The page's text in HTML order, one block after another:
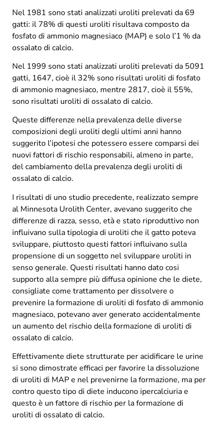
Nel 1981 sono stati analizzati uroliti prelevati da 69
gatti: il 78% di questi uroliti risultava composto da
fosfato di ammonio magnesiaco (MAP) e solo l’1 % da
ossalato di calcio.
Nel 1999 sono stati analizzati uroliti prelevati da 5091
gatti, 1647, cioè il 32% sono risultati uroliti di fosfato
di ammonio magnesiaco, mentre 2817, cioè il 55%,
sono risultati uroliti di ossalato di calcio.
Queste differenze nella prevalenza delle diverse
composizioni degli uroliti degli ultimi anni hanno
suggerito l’ipotesi che potessero essere comparsi dei
nuovi fattori di rischio responsabili, almeno in parte,
del cambiamento della prevalenza degli uroliti di
ossalato di calcio.
I risultati di uno studio precedente, realizzato sempre
al Minnesota Urolith Center, avevano suggerito che
differenze di razza, sesso, età e stato riproduttivo non
influivano sulla tipologia di uroliti che il gatto poteva
sviluppare, piuttosto questi fattori influivano sulla
propensione di un soggetto nel sviluppare uroliti in
senso generale. Questi risultati hanno dato cosi
supporto alla sempre più diffusa opinione che le diete,
consigliate come trattamento per dissolvere o
prevenire la formazione di uroliti di fosfato di ammonio
magnesiaco, potevano aver generato accidentalmente
un aumento del rischio della formazione di uroliti di
ossalato di calcio.
Effettivamente diete strutturate per acidificare le urine
si sono dimostrate efficaci per favorire la dissoluzione
di uroliti di MAP e nel prevenirne la formazione, ma per
contro questo tipo di diete inducono ipercalciuria e
questo è un fattore di rischio per la formazione di
uroliti di ossalato di calcio.